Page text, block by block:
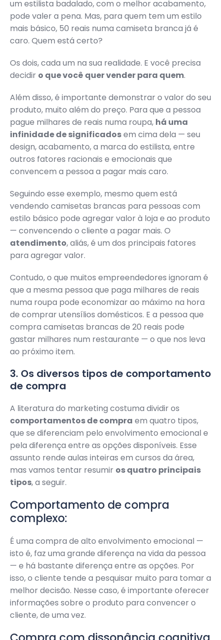
um estilista badalado, com o melhor acabamento,
pode valer a pena. Mas, para quem tem um estilo
mais básico, 50 reais numa camiseta branca já é
caro. Quem está certo?
Os dois, cada um na sua realidade. E você precisa
decidir o que você quer vender para quem.
Além disso, é importante demonstrar o valor do seu
produto, muito além do preço. Para que a pessoa
pague milhares de reais numa roupa, há uma
infinidade de significadosem cima dela — seu
design, acabamento, a marca do estilista, entre
outros fatores racionais e emocionais que
convencem a pessoa a pagar mais caro.
Seguindo esse exemplo, mesmo quem está
vendendo camisetas brancas para pessoas com
estilo básico pode agregar valor à loja e ao produto
— convencendo o cliente a pagar mais. O
atendimento, aliás, é um dos principais fatores
para agregar valor.
Contudo, o que muitos empreendedores ignoram é
que a mesma pessoa que paga milhares de reais
numa roupa pode economizar ao máximo na hora
de comprar utensílios domésticos. E a pessoa que
compra camisetas brancas de 20 reais pode
gastar milhares num restaurante — o que nos leva
ao próximo item.
3. Os diversos tipos de comportamento
de compra
A literatura do marketing costuma dividir os
comportamentos de compra em quatro tipos,
que se diferenciam pelo envolvimento emocional e
pela diferença entre as opções disponíveis. Esse
assunto rende aulas inteiras em cursos da área,
mas vamos tentar resumir os quatro principais
tipos, a seguir.
Comportamento de compra
complexo:
É uma compra de alto envolvimento emocional —
isto é, faz uma grande diferença na vida da pessoa
— e há bastante diferença entre as opções. Por
isso, o cliente tende a pesquisar muito para tomar a
melhor decisão. Nesse caso, é importante oferecer
informações sobre o produto para convencer o
cliente, de uma vez.